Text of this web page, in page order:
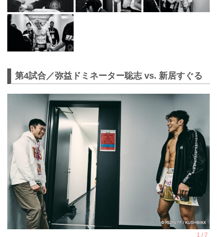
第4試合／弥益ドミネーター聡志 vs. 新居すぐる